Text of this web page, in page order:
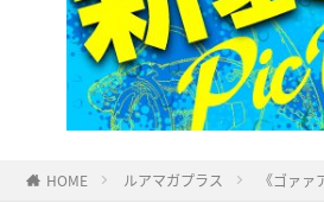
HOME ルアマガプラス 《ゴァ